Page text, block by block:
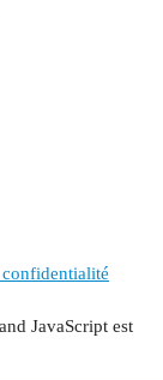
JavaScript est